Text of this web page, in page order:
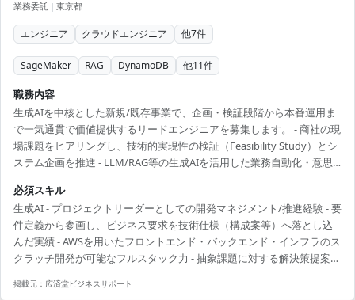
業務委託 | 東京都
エンジニア クラウドエンジニア 他7件
SageMaker RAG DynamoDB 他11件
職務内容
生成AIを中核とした新規/既存事業で、企画・検証段階から本番運用ま
で一気通貫で価値提供するリードエンジニアを募集します。 - 商社の現
場課題をヒアリングし、技術的実現性の検証（Feasibility Study）とシ
ステム企画を推進 - LLM/RAG等の生成AIを活用した業務自動化・意思
スクラッチ開発（フロントエンド〜バックエンド〜インフラ）をフル
スタックで担当 - アジャイルチームのリード（技術選定、コードレビュ
ー、進捗/品質管理） - PoCを踏まえたプロダクション展開・スケール
戦略の立案と実行 出社は原則週1回（大手町）、それ以外はリモート想
定です。
必須スキル
生成AI - プロジェクトリーダーとしての開発マネジメント/推進経験 - 要
件定義から参画し、ビジネス要求を技術仕様（構成案等）へ落とし込
んだ実績 - AWSを用いたフロントエンド・バックエンド・インフラのス
クラッチ開発が可能なフルスタック力 - 抽象課題に対する解決策提案や
レビューが可能（両方できると尚可） - 顧客折衝を通じた要件定義/仕
掲載元： 広済堂ビジネスサポート